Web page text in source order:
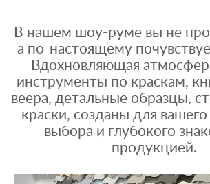
В нашем шоу-руме вы не
а по-настоящему
Вдохновляющая
инструменты по краскам,
веера, детальные образцы,
краски, созданы для
выбора и глубокого
продукцией.